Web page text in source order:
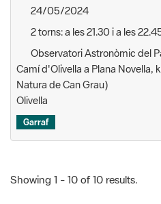
24/05/2024
2 torns: a les 21.30 i a les
Observatori Astronòmic del
Camí d'Olivella a Plana Novella,
Natura de Can Grau)
Olivella
Garraf
Showing 1 - 10 of 10 results.